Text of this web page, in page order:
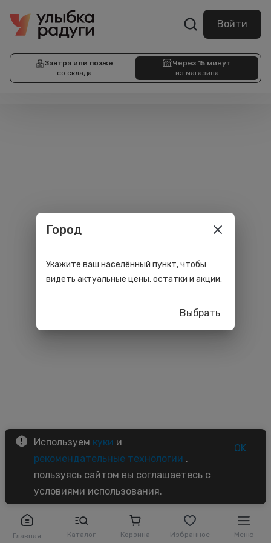
Войти
Завтра или позже
со склада
Через 15 минут
из магазина
Главная Каталог Корзина Избранное Меню
Используем куки и
рекомендательные технологии ,
пользуясь сайтом вы соглашаетесь с
условиями использования.
OK
Город
Укажите ваш населённый пункт, чтобы
видеть актуальные цены, остатки и акции.
Выбрать